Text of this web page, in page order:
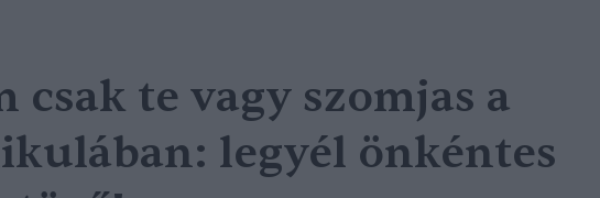
csak te vagy szomjas a
legyél önkéntes